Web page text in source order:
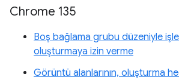
Chrome 135
Boş bağlama grubu düzeniyle
oluşturmaya izin verme
Görüntü alanlarının, oluşturma